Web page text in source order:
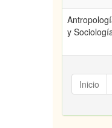
y
Inicio